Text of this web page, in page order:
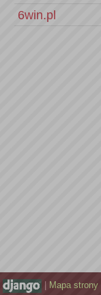
6win.pl
Mapa strony